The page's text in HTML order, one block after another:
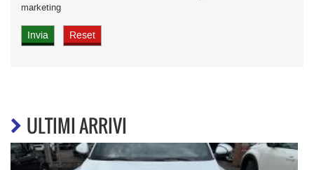
marketing
ULTIMI ARRIVI